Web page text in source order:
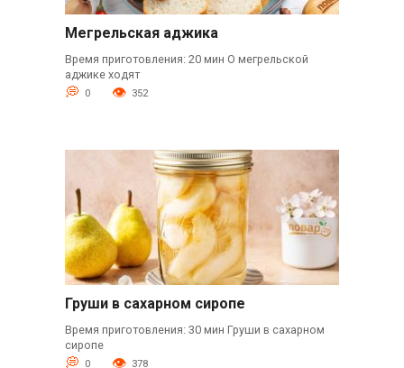
Мегрельская аджика
Время приготовления: 20 мин О мегрельской
аджике ходят
0 352
Груши в сахарном сиропе
Время приготовления: 30 мин Груши в сахарном
сиропе
0 378